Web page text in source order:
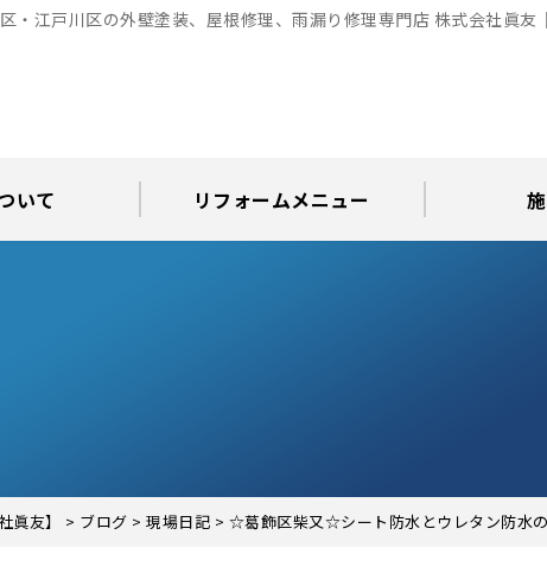
江戸川区の外壁塗装、屋根修理、雨漏り修理専門店 株式会社眞友
いて リフォームメニュー
友】 > ブログ > 現場日記 > ☆葛飾区柴又☆シート防水とウレタン防水